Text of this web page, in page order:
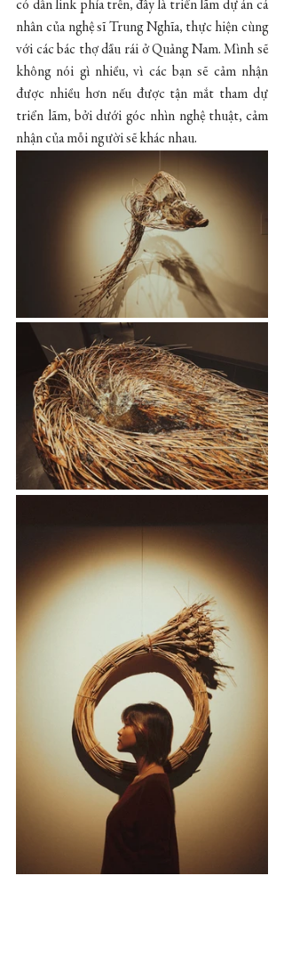
có dẫn link phía trên, đây là triển lãm dự án cá
nhân của nghệ sĩ Trung Nghĩa, thực hiện cùng
với các bác thợ dầu rái ở Quảng Nam. Mình sẽ
không nói gì nhiều, vì các bạn sẽ cảm nhận
được nhiều hơn nếu được tận mắt tham dự
triển lãm, bởi dưới góc nhìn nghệ thuật, cảm
nhận của mỗi người sẽ khác nhau.